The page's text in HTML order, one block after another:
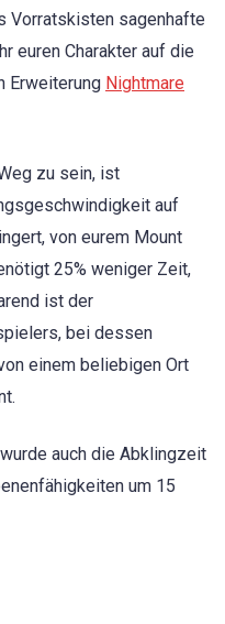
Vorratskisten sagenhafte
euren Charakter auf die
Erweiterung Nightmare
zu sein, ist
auf
von eurem Mount
25% weniger Zeit,
ist der
bei dessen
einem beliebigen Ort
auch die Abklingzeit
um 15